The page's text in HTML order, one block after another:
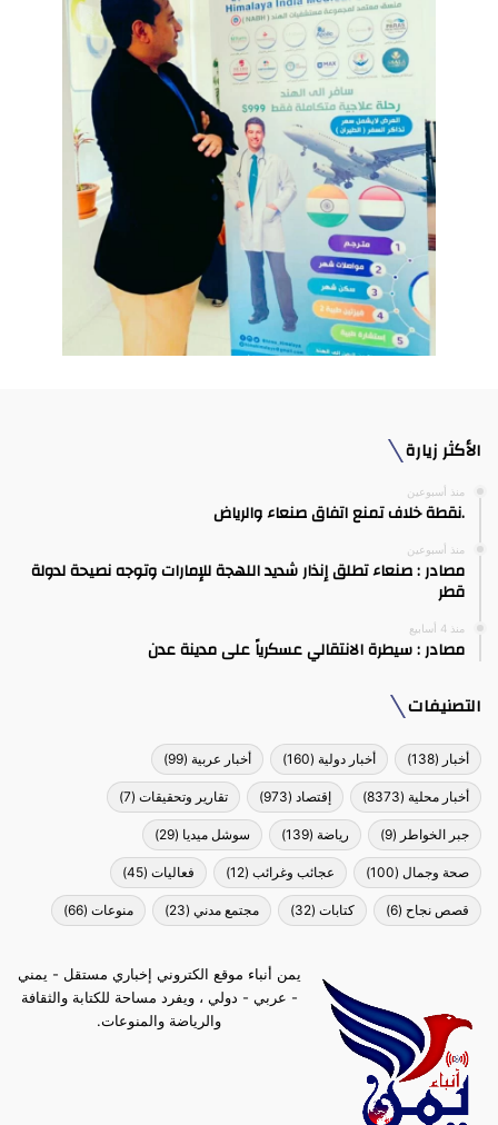
الأكثر زيارة
منذ أسبوعين
.نقطة خلاف تمنع اتفاق صنعاء والرياض
منذ أسبوعين
مصادر : صنعاء تطلق إنذار شديد اللهجة للإمارات وتوجه نصيحة لدولة
قطر
منذ 4 أسابيع
مصادر : سيطرة الانتقالي عسكرياً على مدينة عدن
التصنيفات
أخبار (138) أخبار دولية (160) أخبار عربية (99)
أخبار محلية (8373) إقتصاد (973) تقارير وتحقيقات (7)
جبر الخواطر (9) رياضة (139) سوشل ميديا (29)
صحة وجمال (100) عجائب وغرائب (12) فعاليات (45)
قصص نجاح (6) كتابات (32) مجتمع مدني (23) منوعات (66)
يمن أنباء موقع الكتروني إخباري مستقل - يمني
- عربي - دولي ، ويفرد مساحة للكتابة والثقافة
والرياضة والمنوعات.